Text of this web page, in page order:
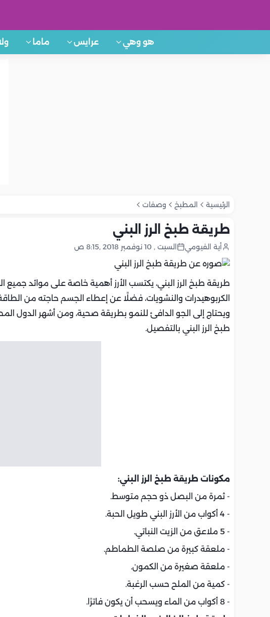
هو وهي عرايس ماما
الرئيسية المطبخ وصفات
طريقة طبخ الرز البني
أية الفيومي السبت , 10 نوفمبر 2018 ,8:15 ص
طريقة طبخ الرز البني، يكتسب الأرز أهمية خاصة على موائد جميع
الكربوهيدرات والنشويات، فضلًا عن إعطاء الجسم حاجته من
ويحتاج إلى الجو الدافئ للنمو بطريقة صحية، ومن أشهر الدول
طبخ الرز البني بالتفصيل.
مكونات طريقة طبخ الرز البني:
- ثمرة من البصل ذو حجم متوسط.
- 4 أكواب من الأرز البني طويل الحبة.
- 5 ملاعق من الزيت النباتي.
- ملعقة كبيرة من صلصة الطماطم.
- ملعقة صغيرة من الكمون.
- كمية من الملح حسب الرغبة.
- 8 أكواب من الماء ويسحب أن يكون فاترًا.